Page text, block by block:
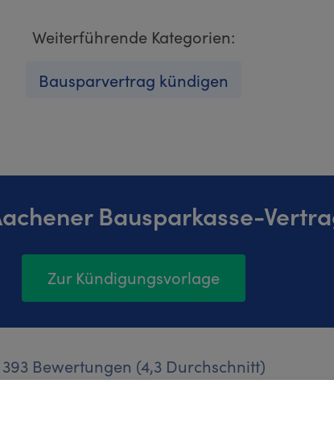
Weiterführende Kategorien:
Bausparvertrag kündigen
Bausparkasse-
Zur Kündigungsvorlage
393 Bewertungen (4,3 Durchschnitt)